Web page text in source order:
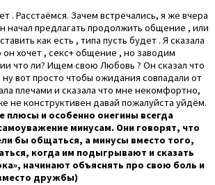
. Расстаёмся. Зачем встречались, я же вчера
начал предлагать продолжить общение , или
как есть , типа пусть будет . Я сказала
хочет , секс+ общение , но заводим
что ли? Ищем свою Любовь ? Он сказал что
вот просто чтобы ожидания совпадали от
плечами и сказала что мне некомфортно,
не конструктивен давай пожалуйста уйдём.
плюсы и особенно онегины всегда
минусам. Они говорят, что
бы общаться, а минусы вместо того,
когда им подыгрывают и сказать
начинают объяснять про свою боль и
дружбы)